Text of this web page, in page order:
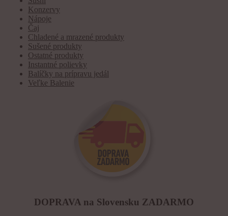
Konzervy
Nápoje
Čaj
Chladené a mrazené produkty
Sušené produkty
Ostatné produkty
Instantné polievky
Balíčky na prípravu jedál
Veľke Balenie
DOPRAVA na Slovensku ZADARMO